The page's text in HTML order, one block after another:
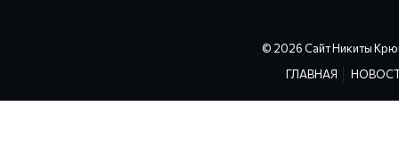
© 2026 Сайт Никиты
ГЛАВНАЯ